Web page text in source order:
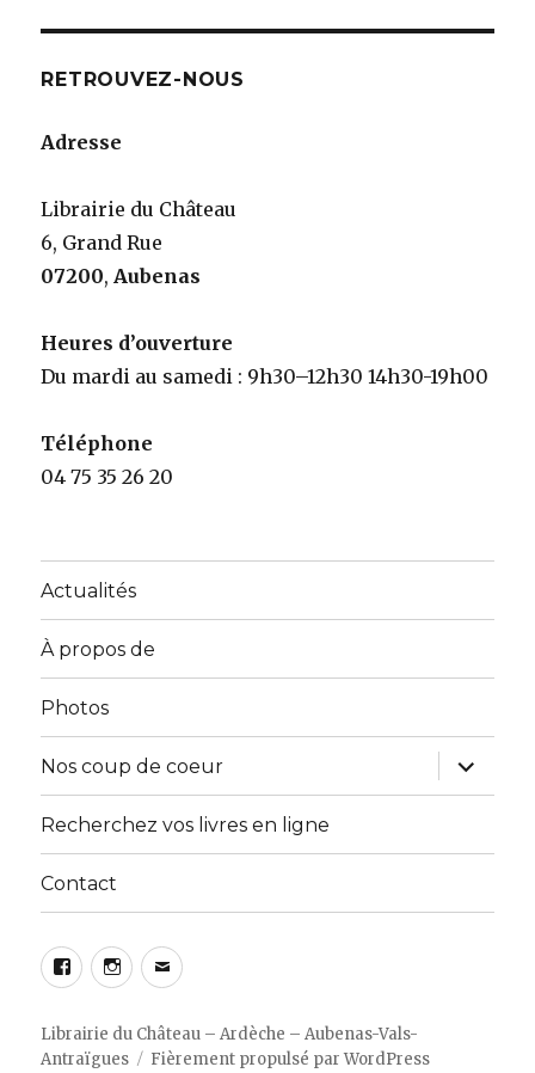
RETROUVEZ-NOUS
Adresse
Librairie du Château
6, Grand Rue
07200,Aubenas
Heures d’ouverture
Du mardi au samedi : 9h30–12h30 14h30-19h00
Téléphone
04 75 35 26 20
Actualités
À propos de
Photos
Nos coup de coeur
ouvrir
le
sous-
Recherchez vos livres en ligne
Contact
FacebookInstagram
E-
Librairie du Château – Ardèche – Aubenas-Vals-
Antraïgues
Fièrement propulsé par WordPress